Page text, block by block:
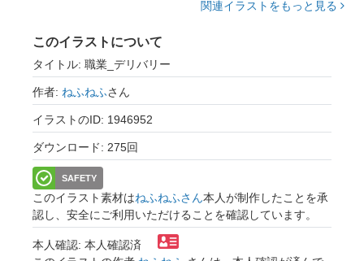
関連イラストをもっと見る
このイラストについて
タイトル: 職業_デリバリー
作者: ねふねふさん
イラストのID: 1946952
ダウンロード: 275回
SAFETY
このイラスト素材はねふねふさん本人が制作したことを承
認し、安全にご利用いただけることを確認しています。
本人確認: 本人確認済